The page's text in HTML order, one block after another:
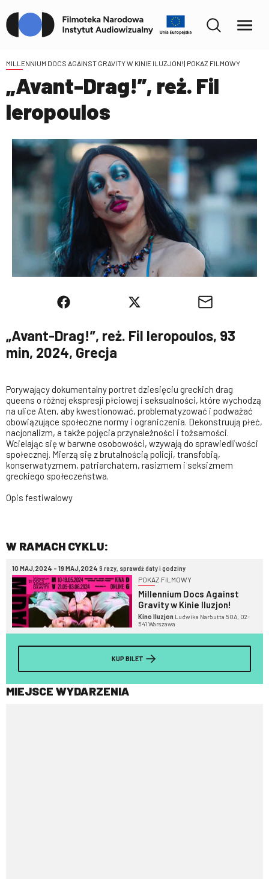
MILLENNIUM DOCS AGAINST GRAVITY W KINIE ILUZJON! | POKAZ FILMOWY
„Avant-Drag!”, reż. Fil
Ieropoulos
„Avant-Drag!”, reż. Fil Ieropoulos, 93
min, 2024, Grecja
Porywający dokumentalny portret dziesięciu greckich drag
queens o różnej ekspresji płciowej i seksualności, które wychodzą
na ulice Aten, aby kwestionować, problematyzować i podważać
obowiązujące społeczne normy i ograniczenia. Dekonstruują płeć,
nacjonalizm, a także pojęcia przynależności i tożsamości.
Wcielając się w barwne osobowości, wzywają do sprawiedliwości
społecznej. Mierzą się z brutalnością policji, transfobią,
konserwatyzmem, patriarchatem, rasizmem i seksizmem
greckiego społeczeństwa.
Opis festiwalowy
W RAMACH CYKLU:
10 MAJ,2024 - 19 MAJ,2024 9 razy, sprawdź daty i godziny
POKAZ FILMOWY
Millennium Docs Against
Gravity w Kinie Iluzjon!
Kino Iluzjon Ludwika Narbutta 50A, 02-
541 Warszawa
KUP BILET
MIEJSCE WYDARZENIA